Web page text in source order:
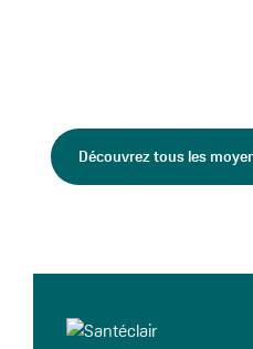
Découvrez tous les